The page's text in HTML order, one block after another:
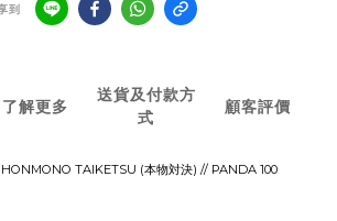
到
了解更多
送貨及付款方
式
顧客評價
TAIKETSU (本物対決) // PANDA 100